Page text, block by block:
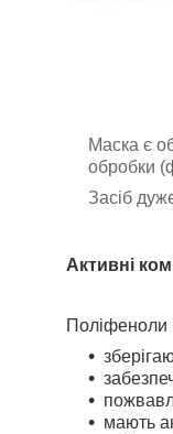
Маска є
обробки
Засіб
Активні
Поліфеноли
мають